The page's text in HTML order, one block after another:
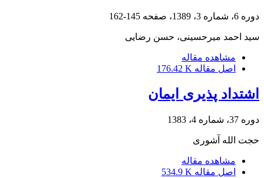
دوره 6، شماره 3، 1389، صفحه 145-162
سید احمد میرحسینی، حسن رضایی
مشاهده مقاله
اصل مقاله 176.42 K
اشتداد پذیری ایمان
دوره 37، شماره 4، 1383
حجت الله آشوری
مشاهده مقاله
اصل مقاله 534.9 K